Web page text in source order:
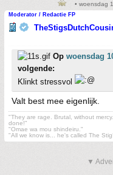
• woensdag
Moderator / Redactie FP
Op woensdag
volgende:
Klinkt stressvol
Valt best mee eigenlijk.
"They are rage. Brutal, without
done!"
"Omae wa mou shindeiru."
"All we know is... he's called The
▼